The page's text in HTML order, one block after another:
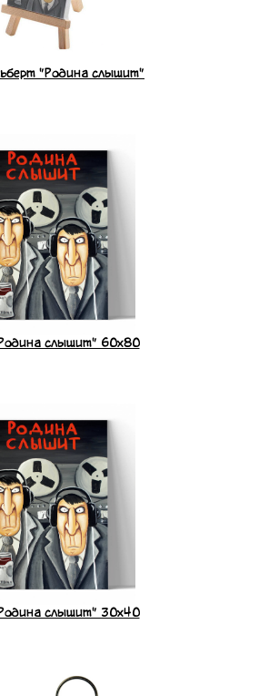
"Родина слышит"
слышит" 60x80
слышит" 30x40